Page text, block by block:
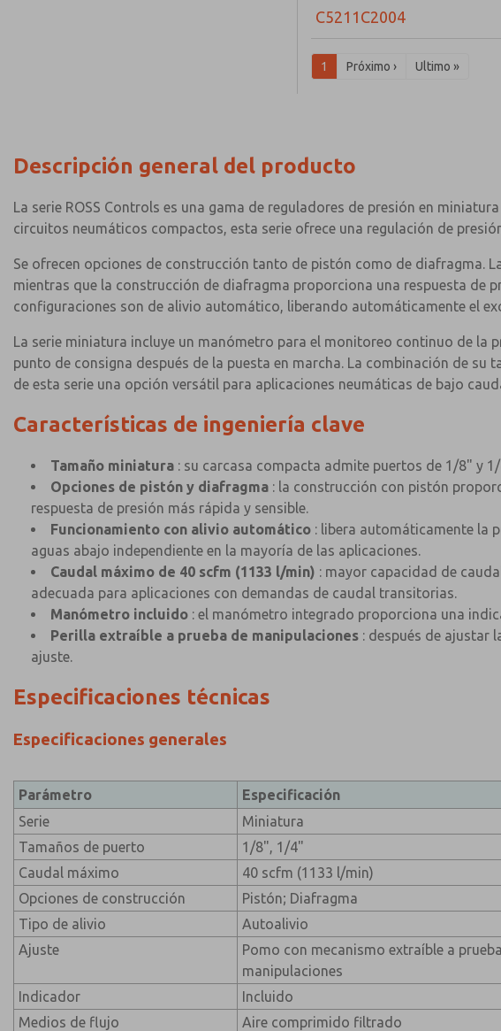
C5211C2004
1 Próximo › Ultimo »
Descripción general del producto
La serie ROSS Controls es una gama de reguladores de presión en
circuitos neumáticos compactos, esta serie ofrece una regulación de
Se ofrecen opciones de construcción tanto de pistón como de diafragma.
mientras que la construcción de diafragma proporciona una respuesta de
configuraciones son de alivio automático, liberando automáticamente el
La serie miniatura incluye un manómetro para el monitoreo continuo de la
punto de consigna después de la puesta en marcha. La combinación de
de esta serie una opción versátil para aplicaciones neumáticas de bajo
Características de ingeniería clave
Tamaño miniatura : su carcasa compacta admite puertos de 1/8" y
Opciones de pistón y diafragma : la construcción con pistón
respuesta de presión más rápida y sensible.
Funcionamiento con alivio automático : libera automáticamente la
aguas abajo independiente en la mayoría de las aplicaciones.
Caudal máximo de 40 scfm (1133 l/min) : mayor capacidad de
adecuada para aplicaciones con demandas de caudal transitorias.
Manómetro incluido : el manómetro integrado proporciona una
Perilla extraíble a prueba de manipulaciones : después de ajustar
ajuste.
Especificaciones técnicas
Especificaciones generales
Parámetro
Especificación
Serie
Miniatura
Tamaños de puerto
1/8", 1/4"
Caudal máximo
40 scfm (1133 l/min)
Opciones de construcción
Pistón; Diafragma
Tipo de alivio
Autoalivio
Ajuste
Pomo con mecanismo extraíble a
manipulaciones
Indicador
Incluido
Medios de flujo
Aire comprimido filtrado